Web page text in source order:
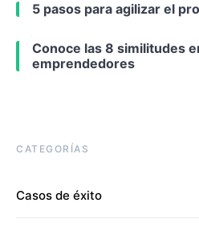
5 pasos para agilizar el
Conoce las 8 similitudes
emprendedores
CATEGORÍAS
Casos de éxito